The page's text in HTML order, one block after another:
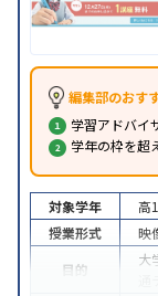
編集部のおす
学習アドバイ
学年の枠を超
対象学年
高
授業形式
映
目的
大